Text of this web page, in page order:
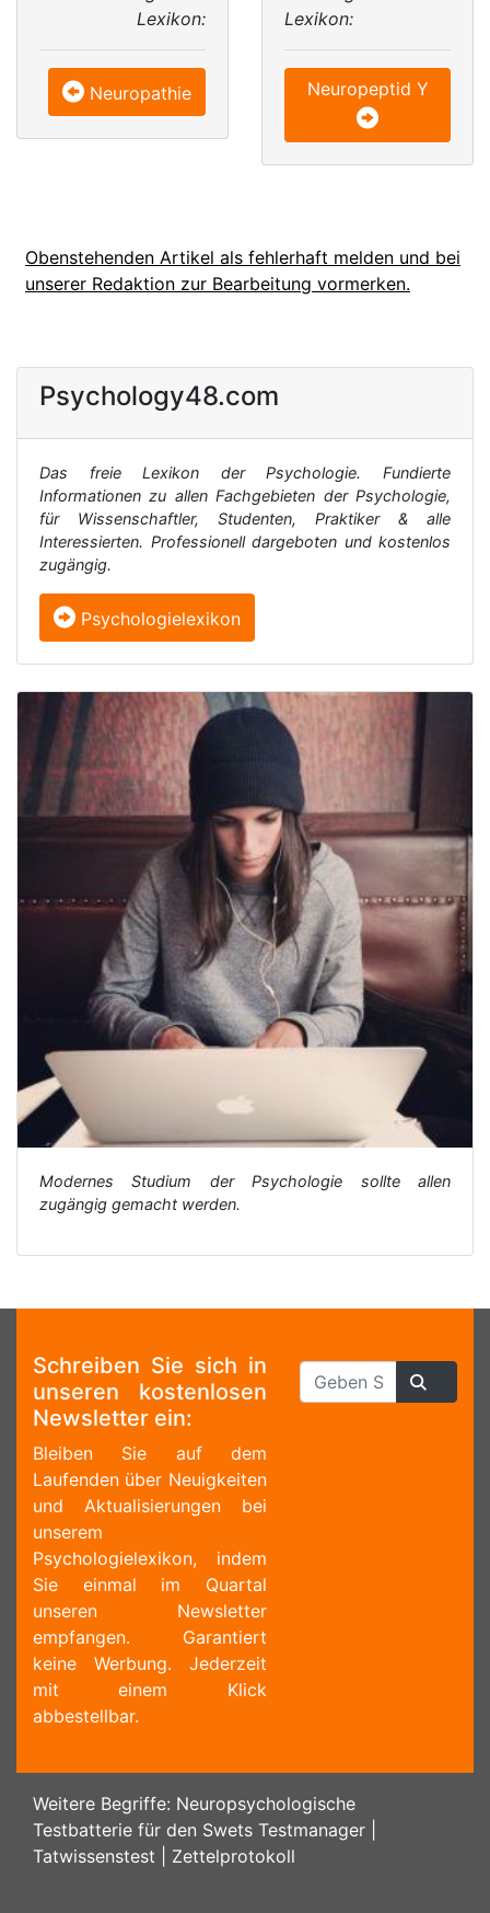
Lexikon:
Neuropathie
Lexikon:
Neuropeptid Y
Obenstehenden Artikel als fehlerhaft melden und bei
unserer Redaktion zur Bearbeitung vormerken.
Psychology48.com
Das freie Lexikon der Psychologie. Fundierte
Informationen zu allen Fachgebieten der Psychologie,
für Wissenschaftler, Studenten, Praktiker & alle
Interessierten. Professionell dargeboten und kostenlos
zugängig.
Psychologielexikon
Modernes Studium der Psychologie sollte allen
zugängig gemacht werden.
Schreiben Sie sich in
unseren kostenlosen
Newsletter ein:
Bleiben Sie auf dem
Laufenden über Neuigkeiten
und Aktualisierungen bei
unserem
Psychologielexikon, indem
Sie einmal im Quartal
unseren Newsletter
empfangen. Garantiert
keine Werbung. Jederzeit
mit einem Klick
abbestellbar.
Weitere Begriffe: Neuropsychologische
Testbatterie für den Swets Testmanager
Tatwissenstest
Zettelprotokoll